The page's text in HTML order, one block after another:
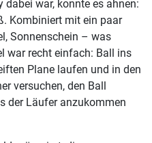
dabei war, konnte es ahnen:
Kombiniert mit ein paar
Sonnenschein – was
war recht einfach: Ball ins
Plane laufen und in den
versuchen, den Ball
der Läufer anzukommen